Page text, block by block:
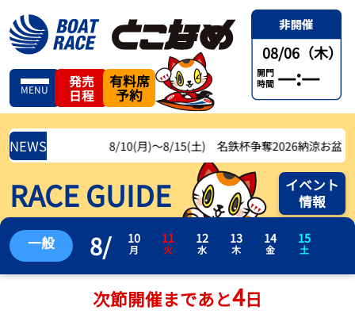
MENU
発売
日程
有料席
予約
08/06（木）
開門
時間 —:—
NEWS 8/10(月)〜8/15(土) 名鉄杯争奪2026納涼お盆レース
RACE GUIDE
イベント
情報
一般 8/ 10
月
11
火
12
水
13
木
14
金
15
土
次節開催まであと4日